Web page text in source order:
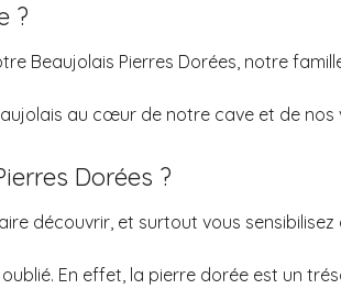
?
Beaujolais Pierres Dorées, notre
au cœur de notre cave et de nos
Dorées ?
découvrir, et surtout vous
oublié. En effet, la pierre dorée est un